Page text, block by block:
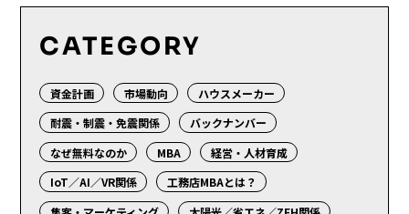
CATEGORY
資金計画 市場動向
ハウスメーカー
耐震・制震・免震関係
バックナンバー
なぜ無料なのか
MBA
経営・人材育成
IoT／AI／VR関係
工務店MBAとは？